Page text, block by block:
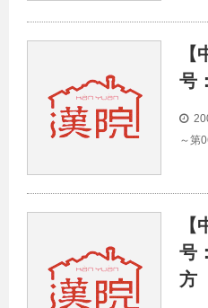
号
～第
号
方